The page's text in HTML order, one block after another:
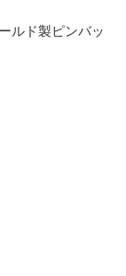
ルド製ピンバッ